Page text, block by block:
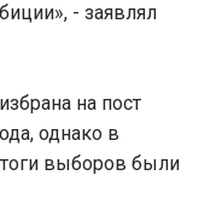
- заявлял
на пост
однако в
выборов были